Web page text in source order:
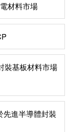
材料市場
裝基板材料市場
先進半導體封裝